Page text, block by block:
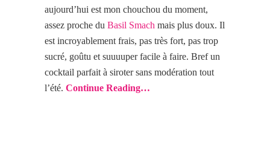
aujourd’hui est mon chouchou du moment,
assez proche du Basil Smach mais plus doux. Il
est incroyablement frais, pas très fort, pas trop
sucré, goûtu et suuuuper facile à faire. Bref un
cocktail parfait à siroter sans modération tout
l’été. Continue Reading…